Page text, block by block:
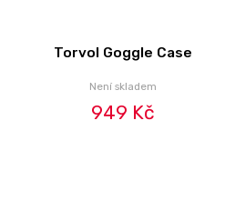
Torvol Goggle Case
Není skladem
949 Kč